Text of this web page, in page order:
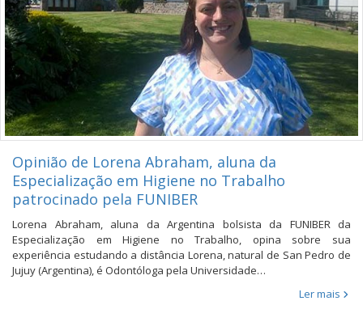
Opinião de Lorena Abraham, aluna da
Especialização em Higiene no Trabalho
patrocinado pela FUNIBER
Lorena Abraham, aluna da Argentina bolsista da FUNIBER da
Especialização em Higiene no Trabalho, opina sobre sua
experiência estudando a distância Lorena, natural de San Pedro de
Jujuy (Argentina), é Odontóloga pela Universidade…
Ler mais